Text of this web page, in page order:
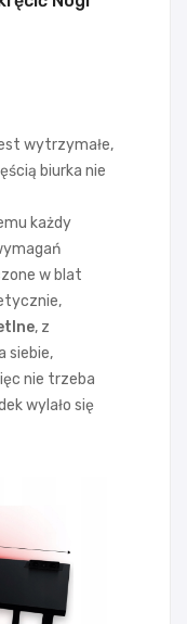
wytrzymałe,
biurka nie
każdy
w blat
, z
siebie,
nie trzeba
wylało się